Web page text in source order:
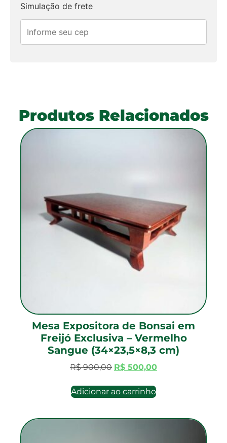
Simulação de frete
Produtos Relacionados
Mesa Expositora de Bonsai em
Freijó Exclusiva – Vermelho
Sangue (34×23,5×8,3 cm)
R$900,00 R$ 500,00
Adicionar ao carrinho